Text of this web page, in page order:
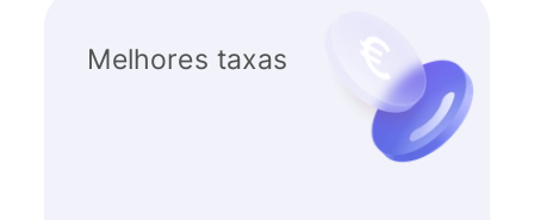
Melhores taxas